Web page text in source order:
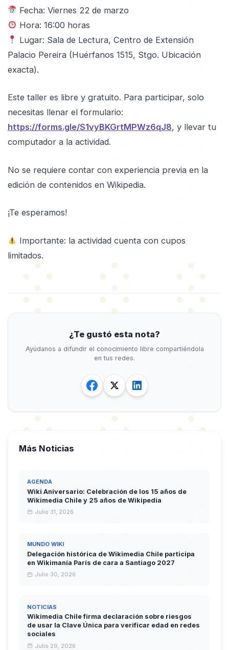
Fecha: Viernes 22 de marzo
Hora: 16:00 horas
Lugar: Sala de Lectura, Centro de Extensión
Palacio Pereira (Huérfanos 1515, Stgo. Ubicación
exacta).
Este taller es libre y gratuito. Para participar, solo
necesitas llenar el formulario:
https://forms.gle/S1vyBKGrtMPWz6qJ8, y llevar tu
computador a la actividad.
No se requiere contar con experiencia previa en la
edición de contenidos en Wikipedia.
¡Te esperamos!
Importante: la actividad cuenta con cupos
limitados.
¿Te gustó esta nota?
Ayúdanos a difundir el conocimiento libre compartiéndola
en tus redes.
Más Noticias
AGENDA
Wiki Aniversario: Celebración de los 15 años de
Wikimedia Chile y 25 años de Wikipedia
Julio 31, 2026
MUNDO WIKI
Delegación histórica de Wikimedia Chile participa
en Wikimanía París de cara a Santiago 2027
Julio 30, 2026
NOTICIAS
Wikimedia Chile firma declaración sobre riesgos
de usar la Clave Única para verificar edad en redes
sociales
Julio 29, 2026